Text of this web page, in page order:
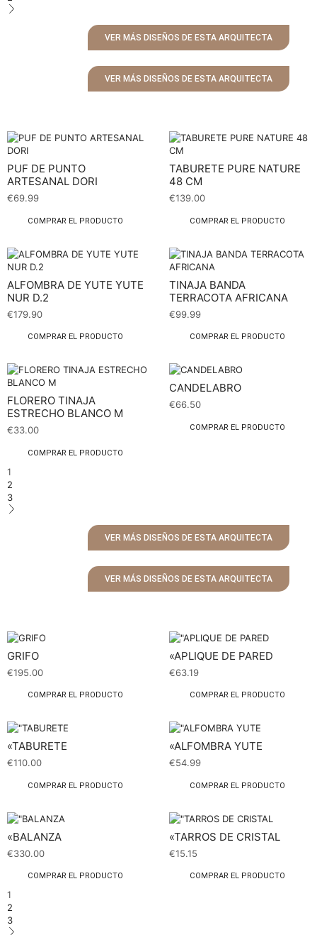
VER MÁS DISEÑOS DE ESTA ARQUITECTA
VER MÁS DISEÑOS DE ESTA ARQUITECTA
PUF DE PUNTO
ARTESANAL DORI
€69.99
COMPRAR EL PRODUCTO
TABURETE PURE NATURE
48 CM
€139.00
COMPRAR EL PRODUCTO
ALFOMBRA DE YUTE YUTE
NUR D.2
€179.90
COMPRAR EL PRODUCTO
TINAJA BANDA
TERRACOTA AFRICANA
€99.99
COMPRAR EL PRODUCTO
FLORERO TINAJA
ESTRECHO BLANCO M
€33.00
COMPRAR EL PRODUCTO
CANDELABRO
€66.50
COMPRAR EL PRODUCTO
1
2
3
VER MÁS DISEÑOS DE ESTA ARQUITECTA
VER MÁS DISEÑOS DE ESTA ARQUITECTA
GRIFO
€195.00
COMPRAR EL PRODUCTO
«APLIQUE DE PARED
€63.19
COMPRAR EL PRODUCTO
«TABURETE
€110.00
COMPRAR EL PRODUCTO
«ALFOMBRA YUTE
€54.99
COMPRAR EL PRODUCTO
«BALANZA
€330.00
COMPRAR EL PRODUCTO
«TARROS DE CRISTAL
€15.15
COMPRAR EL PRODUCTO
1
2
3